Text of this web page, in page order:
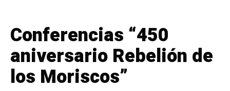
Conferencias “450
aniversario Rebelión de
los Moriscos”